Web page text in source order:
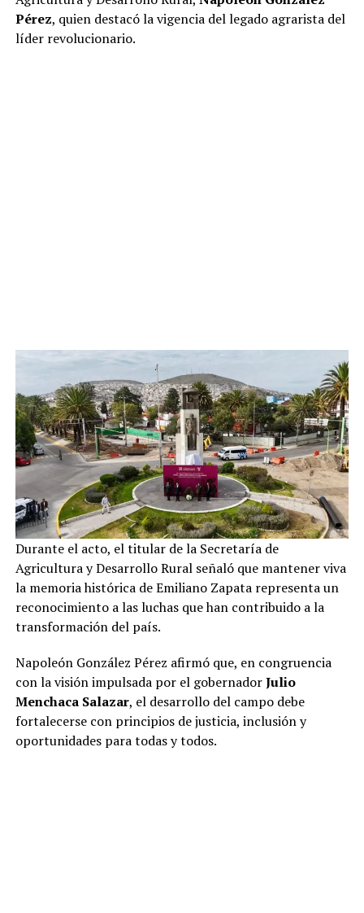
Pérez, quien destacó la vigencia del legado agrarista del
líder revolucionario.
Durante el acto, el titular de la Secretaría de
Agricultura y Desarrollo Rural señaló que mantener viva
la memoria histórica de Emiliano Zapata representa un
reconocimiento a las luchas que han contribuido a la
transformación del país.
Napoleón González Pérez afirmó que, en congruencia
con la visión impulsada por el gobernadorJulio
Menchaca Salazar, el desarrollo del campo debe
fortalecerse con principios de justicia, inclusión y
oportunidades para todas y todos.